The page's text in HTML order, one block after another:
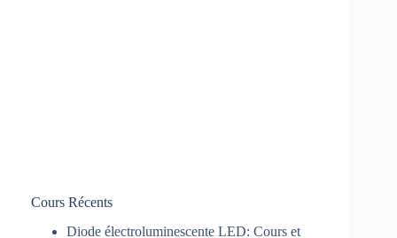
Cours Récents
Diode électroluminescente LED: Cours et